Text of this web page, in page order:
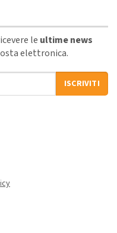
le ultime news
elettronica.
ISCRIVITI